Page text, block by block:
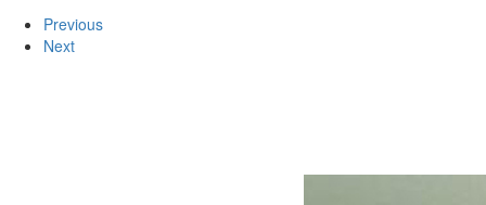
Previous
Next